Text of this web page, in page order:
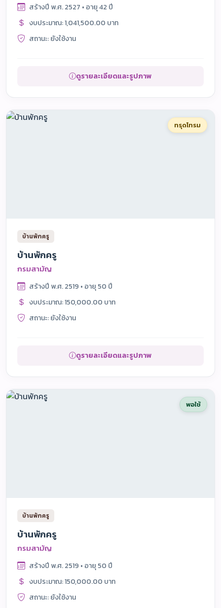
สร้างปี พ.ศ. 2527 • อายุ 42 ปี
งบประมาณ: 1,041,500.00 บาท
สถานะ: ยังใช้งาน
ดูรายละเอียดและรูปภาพ
ทรุดโทรม
บ้านพักครู
บ้านพักครู
กรมสามัญ
สร้างปี พ.ศ. 2519 • อายุ 50 ปี
งบประมาณ: 150,000.00 บาท
สถานะ: ยังใช้งาน
ดูรายละเอียดและรูปภาพ
พอใช้
บ้านพักครู
บ้านพักครู
กรมสามัญ
สร้างปี พ.ศ. 2519 • อายุ 50 ปี
งบประมาณ: 150,000.00 บาท
สถานะ: ยังใช้งาน